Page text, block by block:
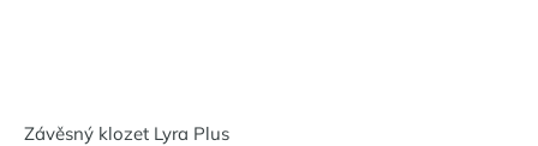
Závěsný klozet Lyra Plus